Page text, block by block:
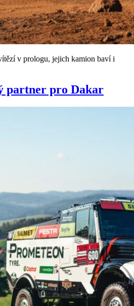
v prologu, jejich kamion baví i
partner pro Dakar